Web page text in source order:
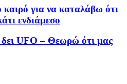
για να καταλάβω ότι
ενδιάμεσο
UFO – Θεωρώ ότι μας